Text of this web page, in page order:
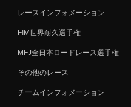
レースインフォメーション
FIM世界耐久選手権
MFJ全日本ロードレース選手権
その他のレース
チームインフォメーション